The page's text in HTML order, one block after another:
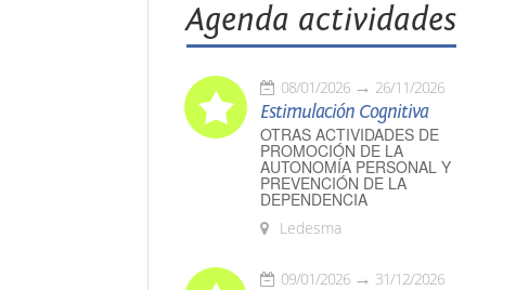
Agenda actividades
08/01/2026 26/11/2026
Estimulación Cognitiva
OTRAS ACTIVIDADES DE
PROMOCIÓN DE LA
AUTONOMÍA PERSONAL Y
PREVENCIÓN DE LA
DEPENDENCIA
Ledesma
09/01/2026 31/12/2026